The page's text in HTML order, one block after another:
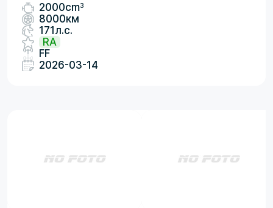
2000cm3
8000км
171л.с.
RA
FF
2026-03-14